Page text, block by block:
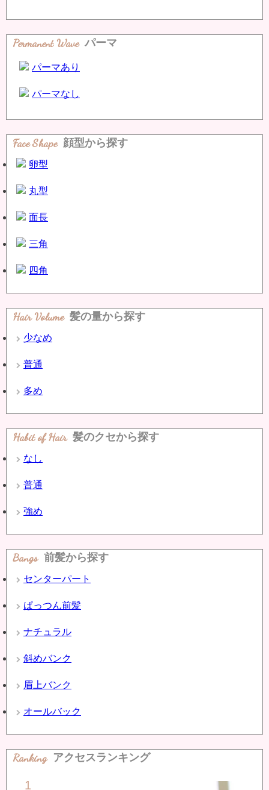
Permanent Wave パーマ
パーマあり
パーマなし
Face Shape 顔型から探す
卵型
丸型
面長
三角
四角
Hair Volume 髪の量から探す
少なめ
普通
多め
Habit of Hair 髪のクセから探す
なし
普通
強め
Bangs 前髪から探す
センターパート
ぱっつん前髪
ナチュラル
斜めバンク
眉上バンク
オールバック
Ranking アクセスランキング